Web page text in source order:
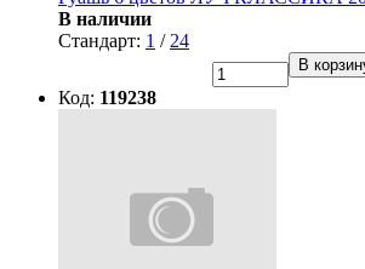
В наличии
Стандарт: 1 / 24
В
Код: 119238